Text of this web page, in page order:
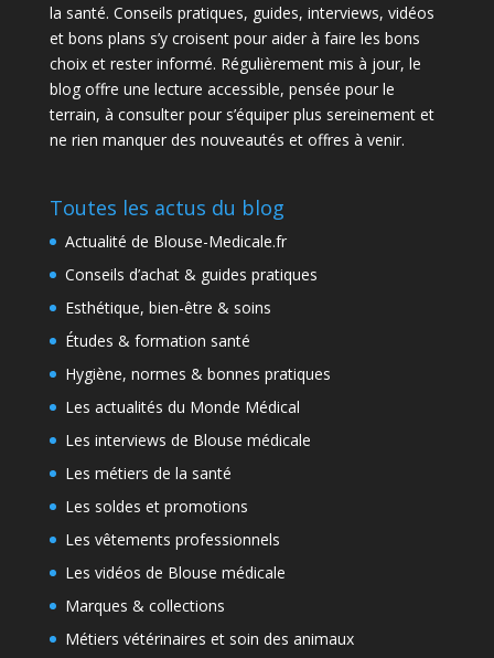
la santé. Conseils pratiques, guides, interviews, vidéos
et bons plans s’y croisent pour aider à faire les bons
choix et rester informé. Régulièrement mis à jour, le
blog offre une lecture accessible, pensée pour le
terrain, à consulter pour s’équiper plus sereinement et
ne rien manquer des nouveautés et offres à venir.
Toutes les actus du blog
Actualité de Blouse-Medicale.fr
Conseils d’achat & guides pratiques
Esthétique, bien-être & soins
Études & formation santé
Hygiène, normes & bonnes pratiques
Les actualités du Monde Médical
Les interviews de Blouse médicale
Les métiers de la santé
Les soldes et promotions
Les vêtements professionnels
Les vidéos de Blouse médicale
Marques & collections
Métiers vétérinaires et soin des animaux